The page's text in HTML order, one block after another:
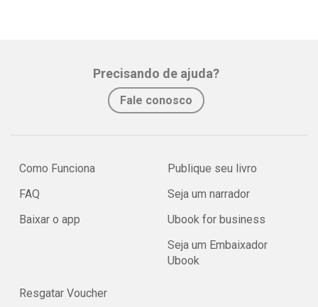
Precisando de ajuda?
Fale conosco
Como Funciona
FAQ
Baixar o app
Publique seu livro
Seja um narrador
Ubook for business
Seja um Embaixador
Ubook
Resgatar Voucher